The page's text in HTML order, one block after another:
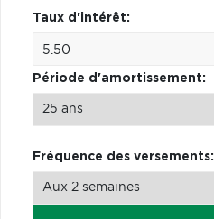
Taux d'intérêt:
Période d'amortissement:
Fréquence des versements: